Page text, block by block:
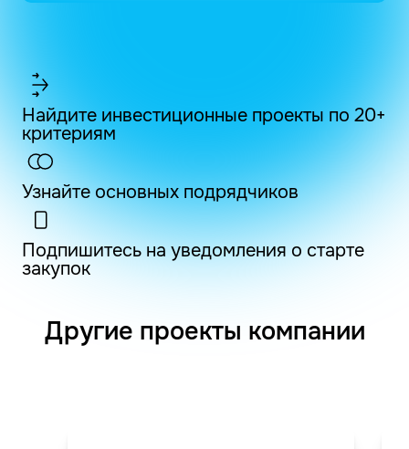
Найдите инвестиционные проекты по 20+
критериям
Узнайте основных подрядчиков
Подпишитесь на уведомления о старте
закупок
Другие проекты компании